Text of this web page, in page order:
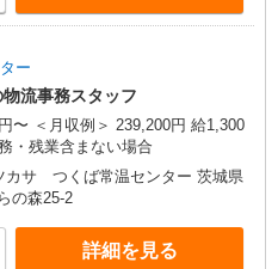
ー
流事務スタッフ
円 給1,300
・残業含まない場合
カサ つくば常温センター 茨城県
の森25-2
詳細を見る